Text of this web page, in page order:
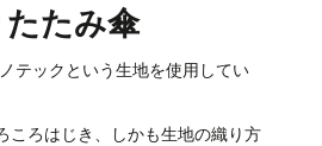
たみ傘
テックという生地を使用してい
ころはじき、しかも生地の織り方